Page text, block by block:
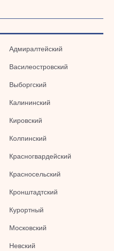
Адмиралтейский
Василеостровский
Выборгский
Калининский
Кировский
Колпинский
Красногвардейский
Красносельский
Кронштадтский
Курортный
Московский
Невский